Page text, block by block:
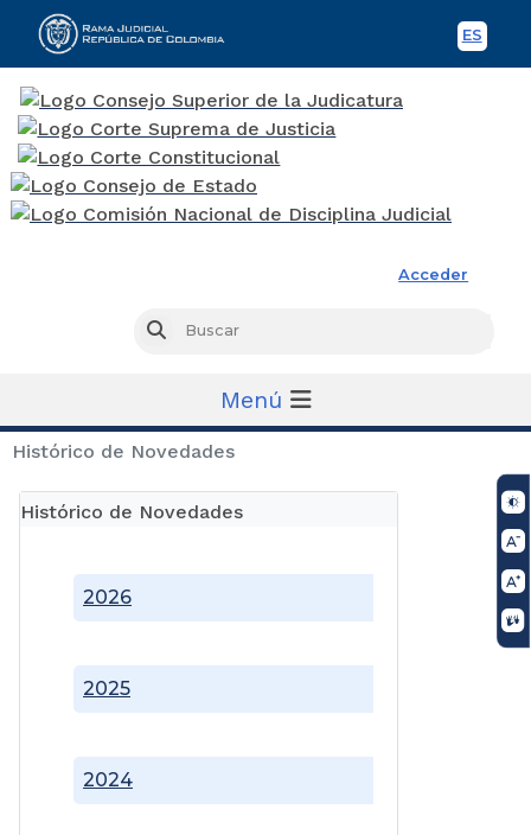
ES
Acceder
Buscar
Menú
Histórico de Novedades
Histórico de Novedades
2024
2025
2026